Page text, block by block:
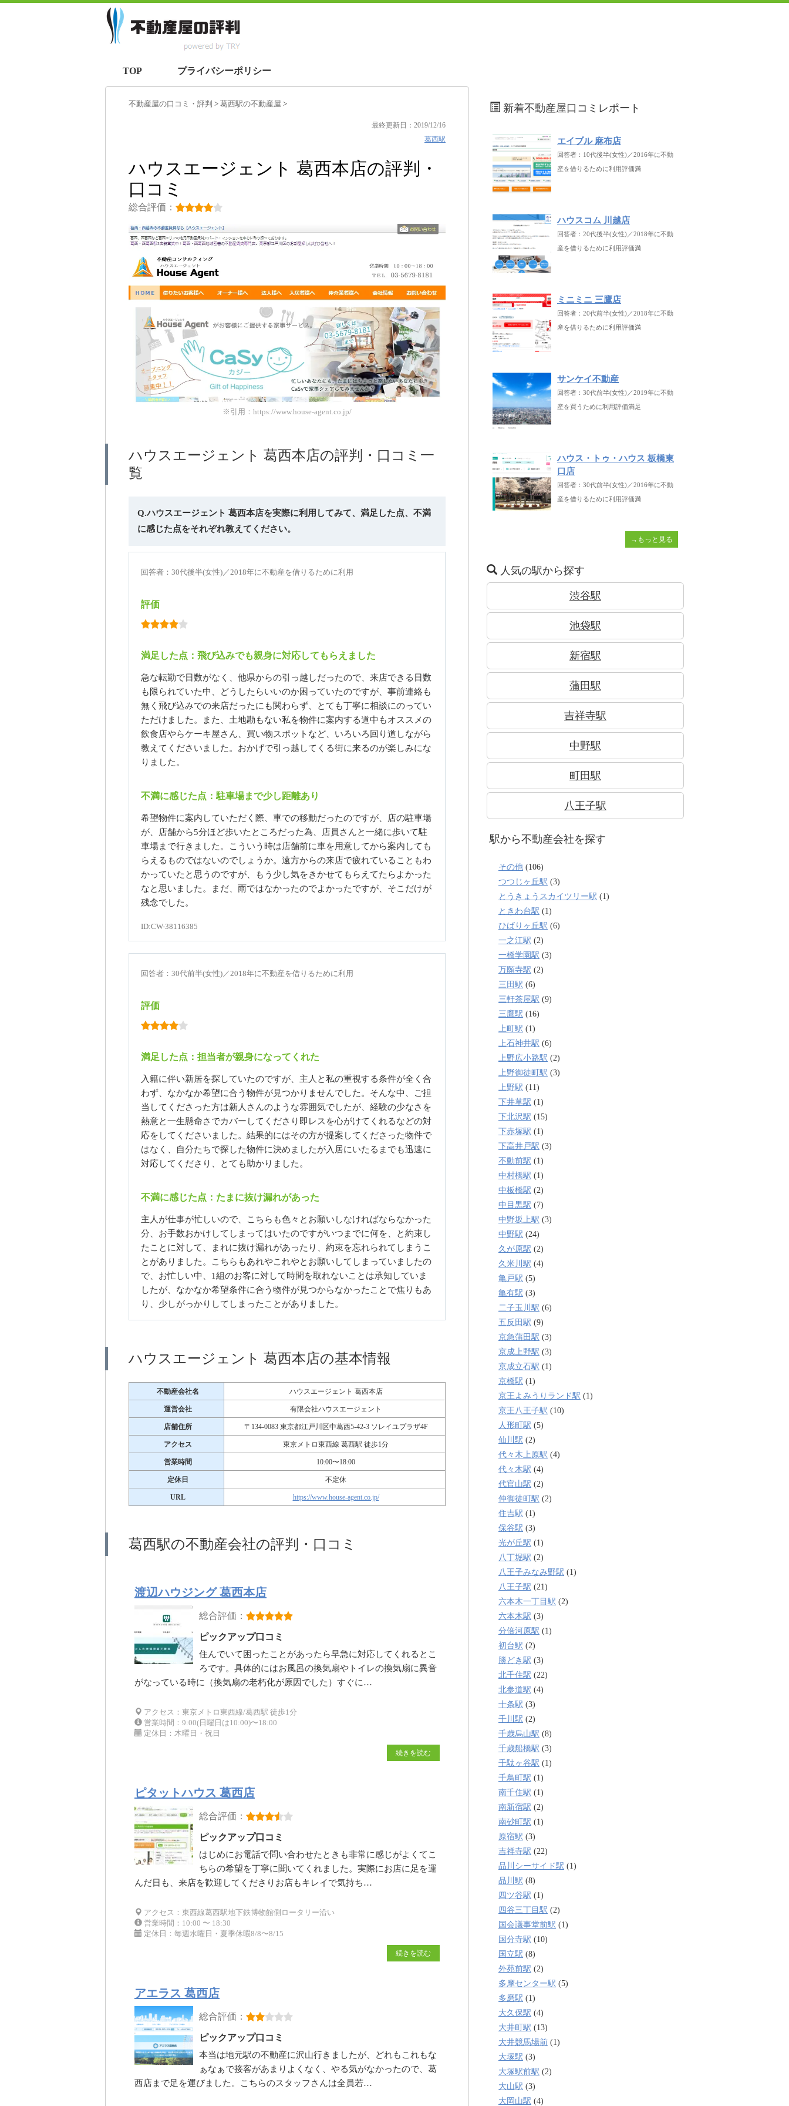
TOP プライバシーポリシー
不動産屋の口コミ・評判 > 葛西駅の不動産屋 >
最終更新日：2019/12/16
葛西駅
ハウスエージェント 葛西本店の評判・
口コミ
総合評価：
※引用：https://www.house-agent.co.jp/
ハウスエージェント 葛西本店の評判・口コミ一
覧
Q.ハウスエージェント 葛西本店を実際に利用してみて、満足した点、不満
に感じた点をそれぞれ教えてください。
回答者：30代後半(女性)／2018年に不動産を借りるために利用
評価
満足した点：飛び込みでも親身に対応してもらえました
急な転勤で日数がなく、他県からの引っ越しだったので、来店できる日数
も限られていた中、どうしたらいいのか困っていたのですが、事前連絡も
無く飛び込みでの来店だったにも関わらず、とても丁寧に相談にのってい
ただけました。また、土地勘もない私を物件に案内する道中もオススメの
飲食店やらケーキ屋さん、買い物スポットなど、いろいろ回り道しながら
教えてくださいました。おかげで引っ越してくる街に来るのが楽しみにな
りました。
不満に感じた点：駐車場まで少し距離あり
希望物件に案内していただく際、車での移動だったのですが、店の駐車場
が、店舗から5分ほど歩いたところだった為、店員さんと一緒に歩いて駐
車場まで行きました。こういう時は店舗前に車を用意してから案内しても
らえるものではないのでしょうか。遠方からの来店で疲れていることもわ
かっていたと思うのですが、もう少し気をきかせてもらえてたらよかった
なと思いました。まだ、雨ではなかったのでよかったですが、そこだけが
残念でした。
ID:CW-38116385
回答者：30代前半(女性)／2018年に不動産を借りるために利用
評価
満足した点：担当者が親身になってくれた
入籍に伴い新居を探していたのですが、主人と私の重視する条件が全く合
わず、なかなか希望に合う物件が見つかりませんでした。そんな中、ご担
当してくださった方は新人さんのような雰囲気でしたが、経験の少なさを
熱意と一生懸命さでカバーしてくださり即レスを心がけてくれるなどの対
応をしてくださいました。結果的にはその方が提案してくださった物件で
はなく、自分たちで探した物件に決めましたが入居にいたるまでも迅速に
対応してくださり、とても助かりました。
不満に感じた点：たまに抜け漏れがあった
主人が仕事が忙しいので、こちらも色々とお願いしなければならなかった
分、お手数おかけしてしまってはいたのですがいつまでに何を、と約束し
たことに対して、まれに抜け漏れがあったり、約束を忘れられてしまうこ
とがありました。こちらもあれやこれやとお願いしてしまっていましたの
で、お忙しい中、1組のお客に対して時間を取れないことは承知していま
したが、なかなか希望条件に合う物件が見つからなかったことで焦りもあ
り、少しがっかりしてしまったことがありました。
ハウスエージェント 葛西本店の基本情報
不動産会社名 ハウスエージェント 葛西本店
運営会社 有限会社ハウスエージェント
店舗住所 〒134-0083 東京都江戸川区中葛西5-42-3 ソレイユプラザ4F
アクセス 東京メトロ東西線 葛西駅 徒歩1分
営業時間 10:00〜18:00
定休日 不定休
URL https://www.house-agent.co.jp/
葛西駅の不動産会社の評判・口コミ
渡辺ハウジング 葛西本店
総合評価：
ピックアップ口コミ
住んでいて困ったことがあったら早急に対応してくれるとこ
ろです。具体的にはお風呂の換気扇やトイレの換気扇に異音
がなっている時に（換気扇の老朽化が原因でした）すぐに…
アクセス：東京メトロ東西線/葛西駅 徒歩1分
営業時間：9:00(日曜日は10:00)〜18:00
定休日：木曜日・祝日
続きを読む
ピタットハウス 葛西店
総合評価：
ピックアップ口コミ
はじめにお電話で問い合わせたときも非常に感じがよくてこ
ちらの希望を丁寧に聞いてくれました。実際にお店に足を運
んだ日も、来店を歓迎してくださりお店もキレイで気持ち…
アクセス：東西線葛西駅地下鉄博物館側ロータリー沿い
営業時間：10:00 〜 18:30
定休日：毎週水曜日・夏季休暇8/8〜8/15
続きを読む
アエラス 葛西店
総合評価：
ピックアップ口コミ
本当は地元駅の不動産に沢山行きましたが、どれもこれもな
ぁなぁで接客があまりよくなく、やる気がなかったので、葛
西店まで足を運びました。こちらのスタッフさんは全員若…
新着不動産屋口コミレポート
エイブル 麻布店
回答者：10代後半(女性)／2016年に不動
産を借りるために利用評価満
ハウスコム 川越店
回答者：20代後半(女性)／2018年に不動
産を借りるために利用評価満
ミニミニ 三鷹店
回答者：20代前半(女性)／2018年に不動
産を借りるために利用評価満
サンケイ不動産
回答者：30代前半(女性)／2019年に不動
産を買うために利用評価満足
ハウス・トゥ・ハウス 板橋東
口店
回答者：30代前半(女性)／2016年に不動
産を借りるために利用評価満
→もっと見る
人気の駅から探す
渋谷駅
池袋駅
新宿駅
蒲田駅
吉祥寺駅
中野駅
町田駅
八王子駅
駅から不動産会社を探す
その他 (106)
つつじヶ丘駅 (3)
とうきょうスカイツリー駅 (1)
ときわ台駅 (1)
ひばりヶ丘駅 (6)
一之江駅 (2)
一橋学園駅 (3)
万願寺駅 (2)
三田駅 (6)
三軒茶屋駅 (9)
三鷹駅 (16)
上町駅 (1)
上石神井駅 (6)
上野広小路駅 (2)
上野御徒町駅 (3)
上野駅 (11)
下井草駅 (1)
下北沢駅 (15)
下赤塚駅 (1)
下高井戸駅 (3)
不動前駅 (1)
中村橋駅 (1)
中板橋駅 (2)
中目黒駅 (7)
中野坂上駅 (3)
中野駅 (24)
久が原駅 (2)
久米川駅 (4)
亀戸駅 (5)
亀有駅 (3)
二子玉川駅 (6)
五反田駅 (9)
京急蒲田駅 (3)
京成上野駅 (3)
京成立石駅 (1)
京橋駅 (1)
京王よみうりランド駅 (1)
京王八王子駅 (10)
人形町駅 (5)
仙川駅 (2)
代々木上原駅 (4)
代々木駅 (4)
代官山駅 (2)
仲御徒町駅 (2)
住吉駅 (1)
保谷駅 (3)
光が丘駅 (1)
八丁堀駅 (2)
八王子みなみ野駅 (1)
八王子駅 (21)
六本木一丁目駅 (2)
六本木駅 (3)
分倍河原駅 (1)
初台駅 (2)
勝どき駅 (3)
北千住駅 (22)
北参道駅 (4)
十条駅 (3)
千川駅 (2)
千歳烏山駅 (8)
千歳船橋駅 (3)
千駄ヶ谷駅 (1)
千鳥町駅 (1)
南千住駅 (1)
南新宿駅 (2)
南砂町駅 (1)
原宿駅 (3)
吉祥寺駅 (22)
品川シーサイド駅 (1)
品川駅 (8)
四ツ谷駅 (1)
四谷三丁目駅 (2)
国会議事堂前駅 (1)
国分寺駅 (10)
国立駅 (8)
外苑前駅 (2)
多摩センター駅 (5)
多磨駅 (1)
大久保駅 (4)
大井町駅 (13)
大井競馬場前 (1)
大塚駅 (3)
大塚駅前駅 (2)
大山駅 (3)
大岡山駅 (4)